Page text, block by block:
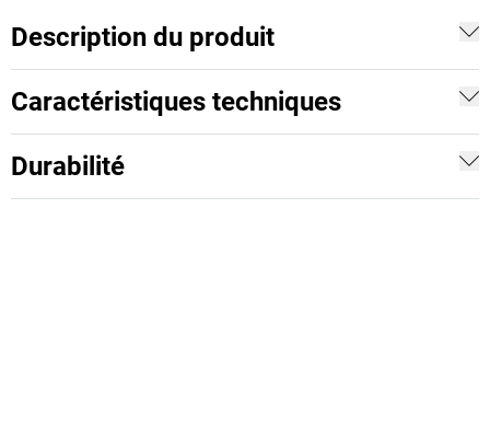
Description du produit
Caractéristiques techniques
Durabilité